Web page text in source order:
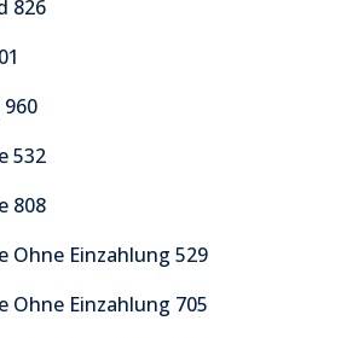
826
532
808
Ohne Einzahlung 529
Ohne Einzahlung 705